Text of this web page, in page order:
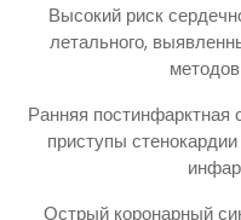
Высокий риск
летального,
Ранняя постинфарктная
приступы
Острый коронарный